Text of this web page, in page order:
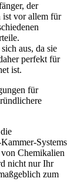
der
ist vor allem für
aus, da sie
perfekt für
ist.
für
Systems
Chemikalien
nicht nur Ihr
zum